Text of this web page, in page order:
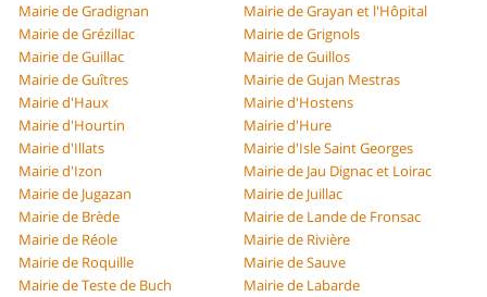
Mairie de Gradignan
Mairie de Grayan et l'Hôpital
Mairie de Grézillac
Mairie de Grignols
Mairie de Guillac
Mairie de Guillos
Mairie de Guîtres
Mairie de Gujan Mestras
Mairie d'Haux
Mairie d'Hostens
Mairie d'Hourtin
Mairie d'Hure
Mairie d'Illats
Mairie d'Isle Saint Georges
Mairie d'Izon
Mairie de Jau Dignac et Loirac
Mairie de Jugazan
Mairie de Juillac
Mairie de Brède
Mairie de Lande de Fronsac
Mairie de Réole
Mairie de Rivière
Mairie de Roquille
Mairie de Sauve
Mairie de Teste de Buch
Mairie de Labarde